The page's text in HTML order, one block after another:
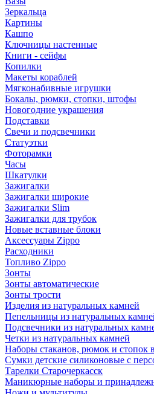
Зеркальца
Картины
Кашпо
Ключницы настенные
Книги - сейфы
Копилки
Макеты кораблей
Мягконабивные игрушки
Бокалы, рюмки, стопки, штофы
Новогодние украшения
Подставки
Свечи и подсвечники
Статуэтки
Фоторамки
Часы
Шкатулки
Зажигалки
Зажигалки широкие
Зажигалки Slim
Зажигалки для трубок
Новые вставные блоки
Аксессуары Zippo
Расходники
Топливо Zippo
Зонты
Зонты автоматические
Зонты трости
Изделия из натуральных камней
Пепельницы из натуральных
Подсвечники из натуральных
Четки из натуральных камней
Наборы стаканов, рюмок и стопок
Сумки детские силиконовые с
Тарелки Старочеркасск
Маникюрные наборы и